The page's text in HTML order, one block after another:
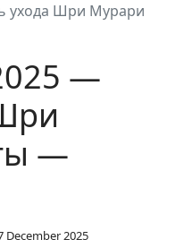
ухода Шри Мурари
—
—
December 2025